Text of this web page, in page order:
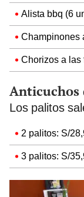
Alista bbq (6
Champinones
Chorizos a las
Anticuchos
Los palitos
2 palitos: S/
3 palitos: S/